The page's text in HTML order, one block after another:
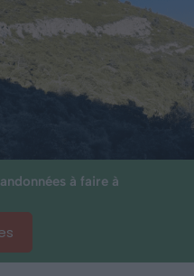
à faire à